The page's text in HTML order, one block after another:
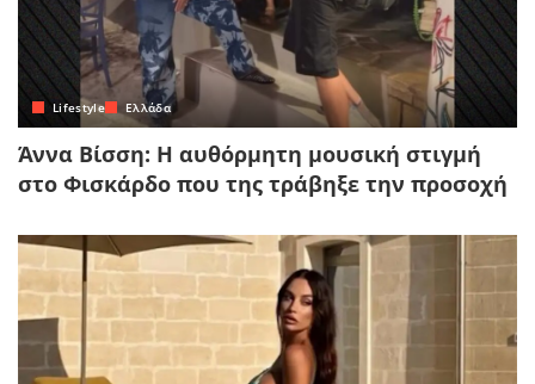
Lifestyle Ελλάδα
Άννα Βίσση: Η αυθόρμητη μουσική στιγμή
στο Φισκάρδο που της τράβηξε την προσοχή